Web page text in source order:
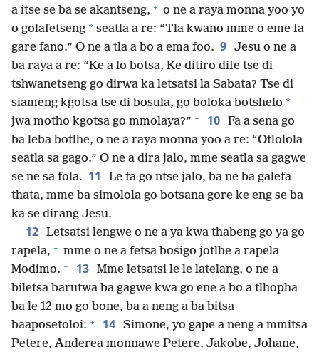
a itse se ba se akantseng, + o ne a raya monna yoo yo
o golafetseng * seatla a re: “Tla kwano mme o eme fa
gare fano.” O ne a tla a bo a ema foo. 9 Jesu o ne a
ba raya a re: “Ke a lo botsa, Ke ditiro dife tse di
tshwanetseng go dirwa ka letsatsi la Sabata? Tse di
siameng kgotsa tse di bosula, go boloka botshelo *
jwa motho kgotsa go mmolaya?” + 10 Fa a sena go
ba leba botlhe, o ne a raya monna yoo a re: “Otlolola
seatla sa gago.” O ne a dira jalo, mme seatla sa gagwe
se ne sa fola. 11
Le fa go ntse jalo, ba ne ba galefa
thata, mme ba simolola go botsana gore ke eng se ba
ka se dirang Jesu.
12 Letsatsi lengwe o ne a ya kwa thabeng go ya go
rapela, + mme o ne a fetsa bosigo jotlhe a rapela
Modimo. + 13 Mme letsatsi le le latelang, o ne a
biletsa barutwa ba gagwe kwa go ene a bo a tlhopha
ba le 12 mo go bone, ba a neng a ba bitsa
baaposetoloi: + 14 Simone, yo gape a neng a mmitsa
Petere, Anderea monnawe Petere, Jakobe, Johane,